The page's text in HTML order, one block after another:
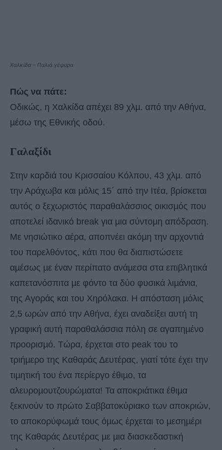
Χαλκίδα – Παλιά γέφυρα
Πώς να πάτε:
Oδικώς, η Xαλκίδα απέχει 89 χλµ. από την Αθήνα,
µέσω της Εθνικής οδού.
Γαλαξίδι
Στην καρδιά του Κρισσαίου Κόλπου, 43 χλµ. από
την Αράχωβα και µόλις 15΄ από την Ιτέα, βρίσκεται
αυτός ο ξεχωριστός παραθαλάσσιος οικισµός που
αποτελεί ιδανικό break για µια σύντοµη απόδραση.
Με νησιώτικο αέρα, αποπνέει ακόµη την αρχοντιά
του παρελθόντος, κάτι που θα διαπιστώσετε
αµέσως µε έναν περίπατο ανάµεσα στα επιβλητικά
καπετανόσπιτα µε φόντο τα δύο φυσικά λιµάνια,
της Αγοράς και του Χηρόλακα. Η απόσταση µόλις
2,5 ωρών από την Αθήνα, έχει αναδείξει αυτή τη
γραφική αυτή παραθαλάσσια πόλη σε αγαπηµένο
προορισµό. Τώρα, έρχεται στο peak του το
τριήµερο της Καθαράς Δευτέρας, γιατί τότε έχει την
τιµητική του ένα περίεργο έθιµο, τα
αλευροµουτζουρώµατα! Τα αποκριάτικα έθιµα
ξεκινούν το πρώτο Σαββατοκύριακο των αποκριών,
το αποκορύφωµά τους όµως έρχεται το µεσηµέρι
της Καθαράς Δευτέρας µε µια διασκεδαστική